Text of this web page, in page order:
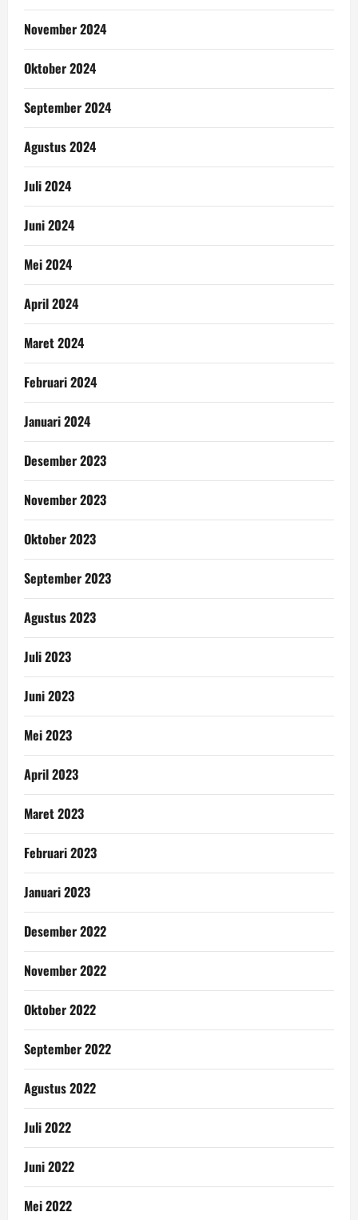
November 2024
Oktober 2024
September 2024
Agustus 2024
Juli 2024
Juni 2024
Mei 2024
April 2024
Maret 2024
Februari 2024
Januari 2024
Desember 2023
November 2023
Oktober 2023
September 2023
Agustus 2023
Juli 2023
Juni 2023
Mei 2023
April 2023
Maret 2023
Februari 2023
Januari 2023
Desember 2022
November 2022
Oktober 2022
September 2022
Agustus 2022
Juli 2022
Juni 2022
Mei 2022